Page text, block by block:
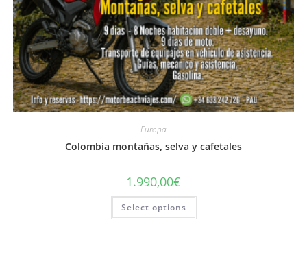
Europa
Colombia montañas, selva y cafetales
1.990,00€
Select options